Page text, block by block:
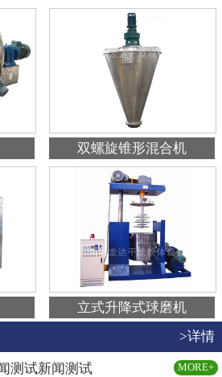
双螺旋锥形混合机
立式升降式球磨机
>详情
测试新闻测试 MORE+